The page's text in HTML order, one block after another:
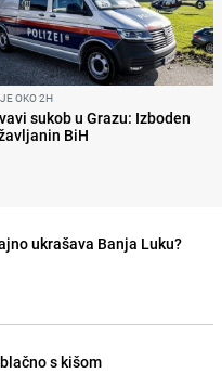
OKO 2H
sukob u Grazu: Izboden
BiH
ukrašava Banja Luku?
s kišom